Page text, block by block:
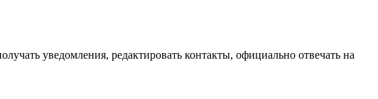
уведомления, редактировать контакты, официально отвечать на